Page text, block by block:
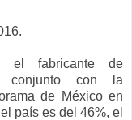
el fabricante de
conjunto con la
de México en
país es del 46%, el